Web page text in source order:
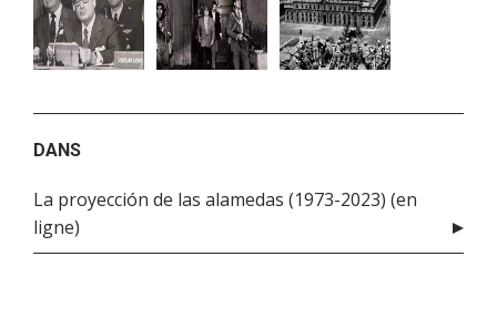
DANS
La proyección de las alamedas (1973-2023) (en
ligne)